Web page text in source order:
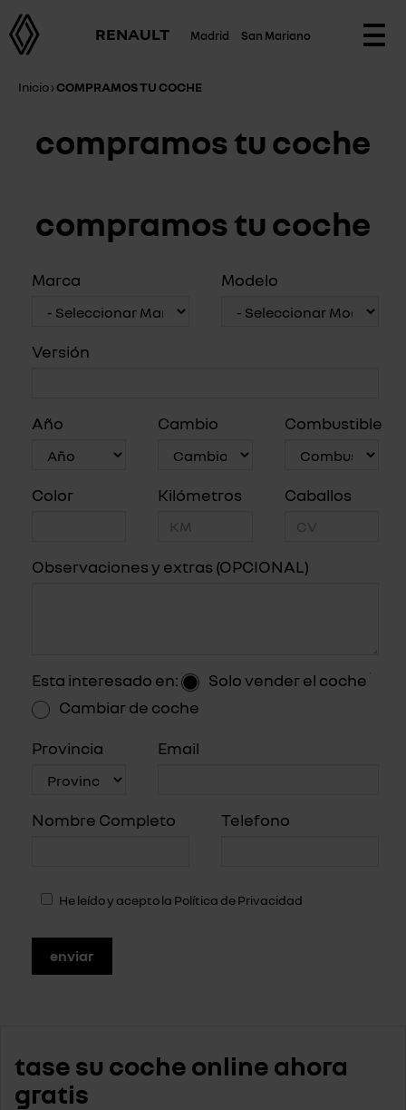
RENAULT Madrid San Mariano
Inicio›COMPRAMOS TU COCHE
compramos tu coche
compramos tu coche
Marca Modelo
Versión
Año Cambio Combustible
Color Kilómetros Caballos
Observaciones y extras (OPCIONAL)
Esta interesado en:
Solo vender el coche
Cambiar de coche
Provincia Email
Nombre Completo Telefono
He leído y acepto la Política de Privacidad
tase su coche online ahora
gratis